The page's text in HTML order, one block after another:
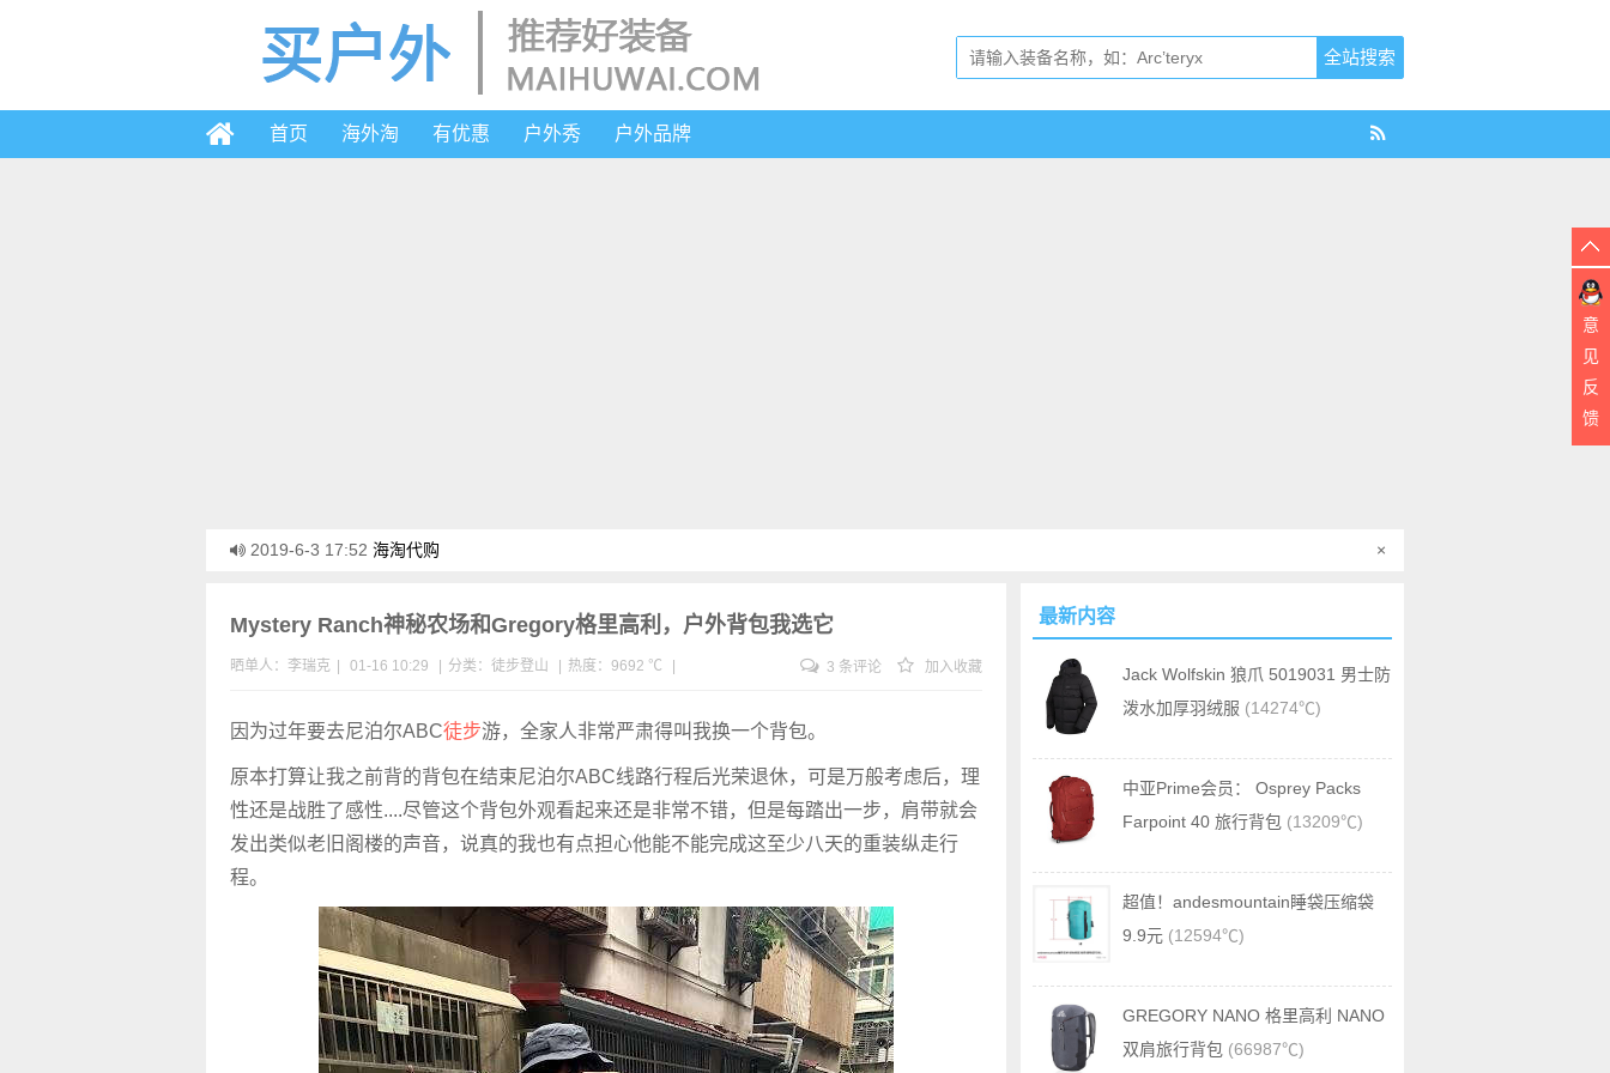
首页 海外淘 有优惠 户外秀 户外品牌
2019-6-3 17:52 海淘代购 ×
Mystery Ranch神秘农场和Gregory格里高利，户外背包我选它
晒单人：李瑞克 01-16 10:29 分类： 徒步登山 热度：9692 ℃ 3 条评论 加入收藏
因为过年要去尼泊尔ABC徒步游，全家人非常严肃得叫我换一个背包。
原本打算让我之前背的背包在结束尼泊尔ABC线路行程后光荣退休，可是万般考虑后，理
性还是战胜了感性....尽管这个背包外观看起来还是非常不错，但是每踏出一步，肩带就会
发出类似老旧阁楼的声音，说真的我也有点担心他能不能完成这至少八天的重装纵走行
程。
最新内容
Jack Wolfskin 狼爪 5019031 男士防
泼水加厚羽绒服 (14274℃)
中亚Prime会员： Osprey Packs
Farpoint 40 旅行背包 (13209℃)
超值！andesmountain睡袋压缩袋
9.9元 (12594℃)
GREGORY NANO 格里高利 NANO
双肩旅行背包 (66987℃)
意
见
反
馈